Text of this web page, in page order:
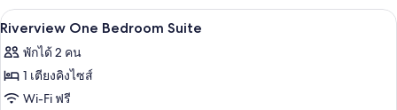
กับ
One
Patio
Suite
เปิด
ภาพถ่าย
ทั้งหมด
ของ
ทีวีจอแอลอีดี 50 นิ้ว พร้อมช่องดาวเทียม
11
Riverview One Bedroom Suite
พักได้ 2 คน
1 เตียงคิงไซส์
Wi-Fi ฟรี